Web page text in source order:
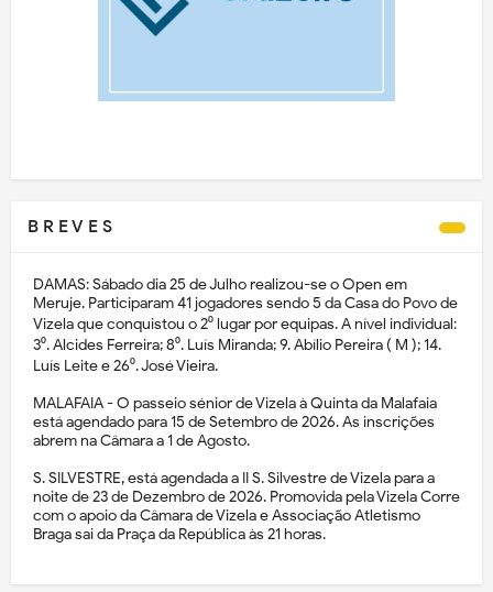
B R E V E S
DAMAS: Sábado dia 25 de Julho realizou-se o Open em
Meruje. Participaram 41 jogadores sendo 5 da Casa do Povo de
Vizela que conquistou o 2⁰ lugar por equipas. A nível individual:
3⁰. Alcides Ferreira; 8⁰. Luís Miranda; 9. Abílio Pereira ( M ); 14.
Luís Leite e 26⁰. José Vieira.
MALAFAIA - O passeio sénior de Vizela à Quinta da Malafaia
está agendado para 15 de Setembro de 2026. As inscrições
abrem na Câmara a 1 de Agosto.
S. SILVESTRE, está agendada a II S. Silvestre de Vizela para a
noite de 23 de Dezembro de 2026. Promovida pela Vizela Corre
com o apoio da Câmara de Vizela e Associação Atletismo
Braga sai da Praça da República às 21 horas.